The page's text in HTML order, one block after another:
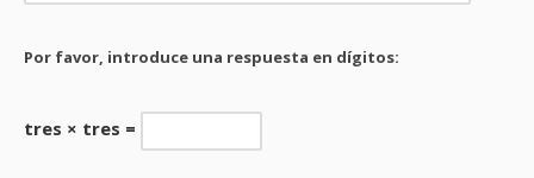
Por favor, introduce una respuesta en dígitos:
tres × tres =